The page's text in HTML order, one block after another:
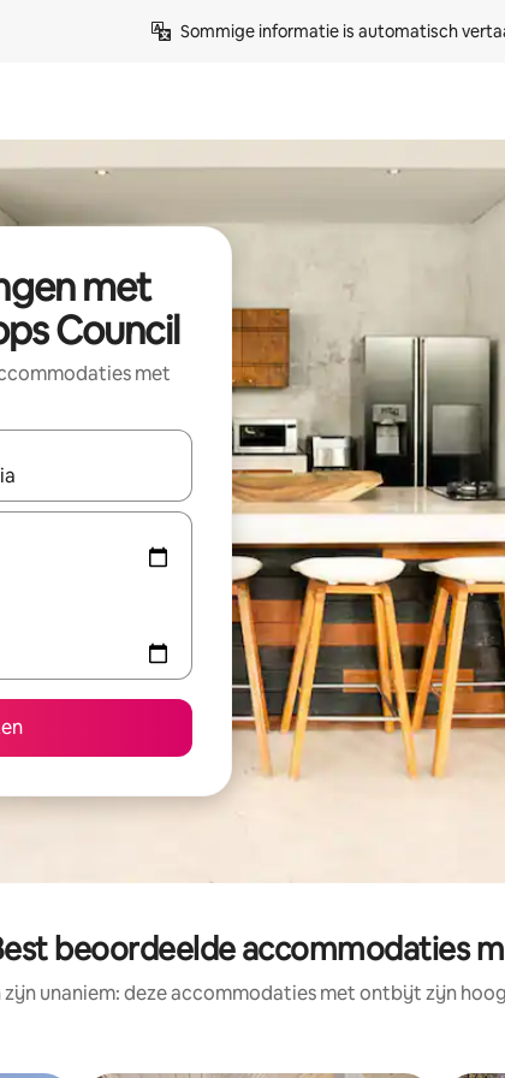
Sommige informatie is automatisch
met
Council
met
zijn, maak je een keuze met je de pijltjestoetsen
beoordeelde accommodaties
zijn unaniem: deze accommodaties met ontbijt zijn